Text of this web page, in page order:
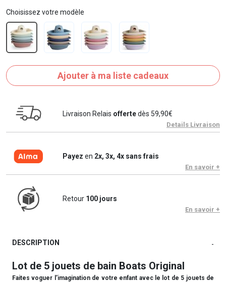
Choisissez votre modèle
Ajouter à ma liste cadeaux
Livraison Relais offertedès 59,90€
Details Livraison
Payez en 2x, 3x, 4x sans frais
En savoir +
Retour 100 jours
En savoir +
DESCRIPTION -
Lot de 5 jouets de bain Boats Original
Faites voguer l’imagination de votre enfant avec le lot de 5 jouets de